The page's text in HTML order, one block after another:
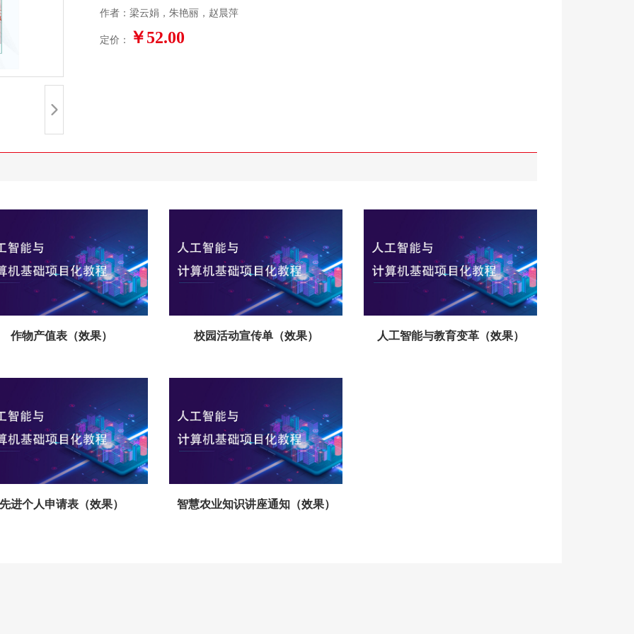
作者：梁云娟，朱艳丽，赵晨萍
定价： ￥52.00
作物产值表（效果） 校园活动宣传单（效果） 人工智能与教育变革（效果）
进个人申请表（效果） 智慧农业知识讲座通知（效果）